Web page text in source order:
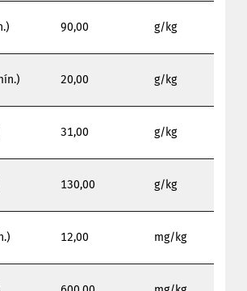
90,00 g/kg
20,00 g/kg
31,00 g/kg
130,00 g/kg
12,00 mg/kg